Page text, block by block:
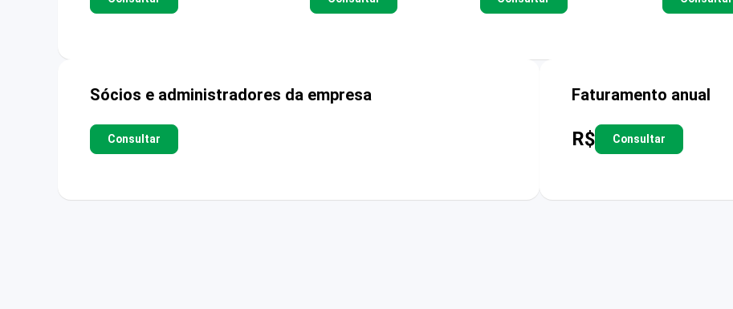
Sócios e administradores da empresa
Consultar
Faturamento anual
R$ Consultar